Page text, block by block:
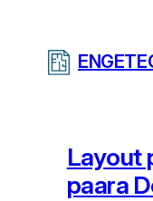
Layout
paara